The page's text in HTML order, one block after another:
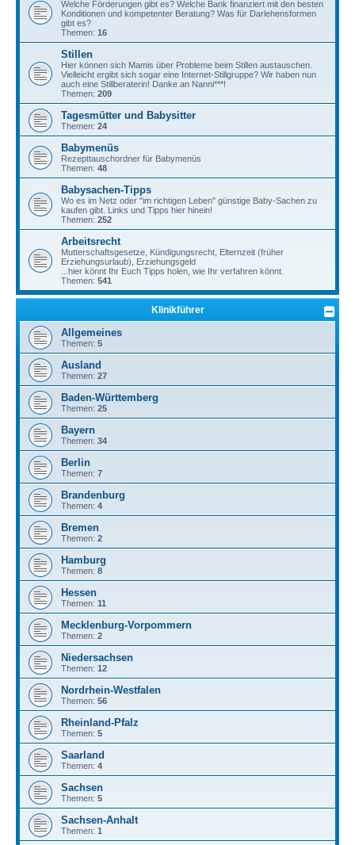
Welche Förderungen gibt es? Welche Bank finanziert mit den besten
Konditionen und kompetenter Beratung? Was für Darlehensformen
gibt es?
Themen: 16
Stillen
Hier können sich Mamis über Probleme beim Stillen austauschen.
Vielleicht ergibt sich sogar eine Internet-Stillgruppe? Wir haben nun
auch eine Stillberaterin! Danke an Nanni***!
Themen: 209
Tagesmütter und Babysitter
Themen: 24
Babymenüs
Rezepttauschordner für Babymenüs
Themen: 48
Babysachen-Tipps
Wo es im Netz oder "im richtigen Leben" günstige Baby-Sachen zu
kaufen gibt. Links und Tipps hier hinein!
Themen: 252
Arbeitsrecht
Mutterschaftsgesetze, Kündigungsrecht, Elternzeit (früher
Erziehungsurlaub), Erziehungsgeld
...hier könnt Ihr Euch Tipps holen, wie Ihr verfahren könnt.
Themen: 541
Klinikführer
Allgemeines
Themen: 5
Ausland
Themen: 27
Baden-Württemberg
Themen: 25
Bayern
Themen: 34
Berlin
Themen: 7
Brandenburg
Themen: 4
Bremen
Themen: 2
Hamburg
Themen: 8
Hessen
Themen: 11
Mecklenburg-Vorpommern
Themen: 2
Niedersachsen
Themen: 12
Nordrhein-Westfalen
Themen: 56
Rheinland-Pfalz
Themen: 5
Saarland
Themen: 4
Sachsen
Themen: 5
Sachsen-Anhalt
Themen: 1